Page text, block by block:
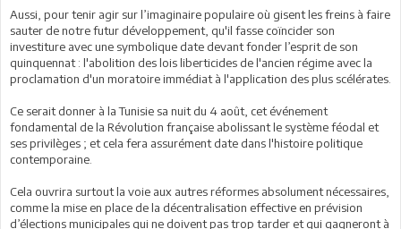
Aussi, pour tenir agir sur l’imaginaire populaire où gisent les freins à faire
sauter de notre futur développement, qu'il fasse coïncider son
investiture avec une symbolique date devant fonder l’esprit de son
quinquennat : l'abolition des lois liberticides de l'ancien régime avec la
proclamation d'un moratoire immédiat à l'application des plus scélérates.
Ce serait donner à la Tunisie sa nuit du 4 août, cet événement
fondamental de la Révolution française abolissant le système féodal et
ses privilèges ; et cela fera assurément date dans l'histoire politique
contemporaine.
Cela ouvrira surtout la voie aux autres réformes absolument nécessaires,
comme la mise en place de la décentralisation effective en prévision
d’élections municipales qui ne doivent pas trop tarder et qui gagneront à